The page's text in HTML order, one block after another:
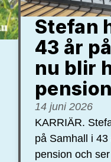
Stefan
43 år
nu blir
14 juni 2026
KARRIÄR.
på Samhall i
pension och